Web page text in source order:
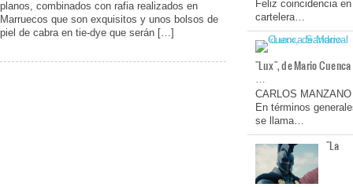
planos, combinados con rafia realizados en
Marruecos que son exquisitos y unos bolsos de
piel de cabra en tie-dye que serán […]
Feliz coincidencia en
cartelera…
"Lux", de Mario Cuenca
…
CARLOS MANZANO
En términos
se llama…
"La